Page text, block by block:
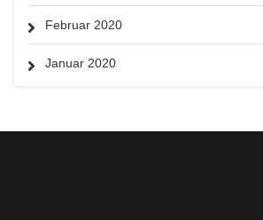
Februar 2020
Januar 2020